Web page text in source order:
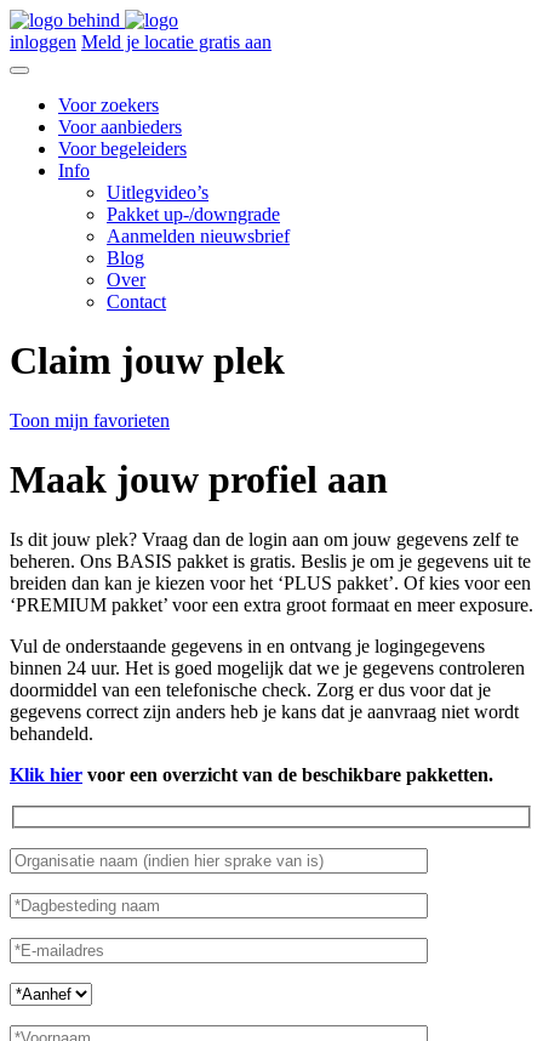
inloggen Meld je locatie gratis aan
Voor zoekers
Voor aanbieders
Voor begeleiders
Info
Uitlegvideo’s
Pakket up-/downgrade
Aanmelden nieuwsbrief
Blog
Over
Contact
Claim jouw plek
Toon mijn favorieten
Maak jouw profiel aan
Is dit jouw plek? Vraag dan de login aan om jouw gegevens zelf te
beheren. Ons BASIS pakket is gratis. Beslis je om je gegevens uit te
breiden dan kan je kiezen voor het ‘PLUS pakket’. Of kies voor een
‘PREMIUM pakket’ voor een extra groot formaat en meer exposure.
Vul de onderstaande gegevens in en ontvang je logingegevens
binnen 24 uur. Het is goed mogelijk dat we je gegevens controleren
doormiddel van een telefonische check. Zorg er dus voor dat je
gegevens correct zijn anders heb je kans dat je aanvraag niet wordt
behandeld.
Klik hier voor een overzicht van de beschikbare pakketten.